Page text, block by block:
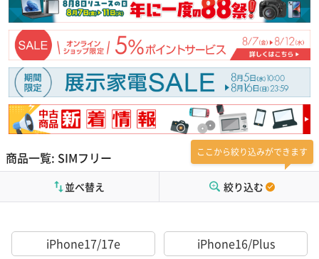
商品一覧: SIMフリー ここから絞り込みができます
絞り込む
並べ替え
iPhone17/17e iPhone16/Plus